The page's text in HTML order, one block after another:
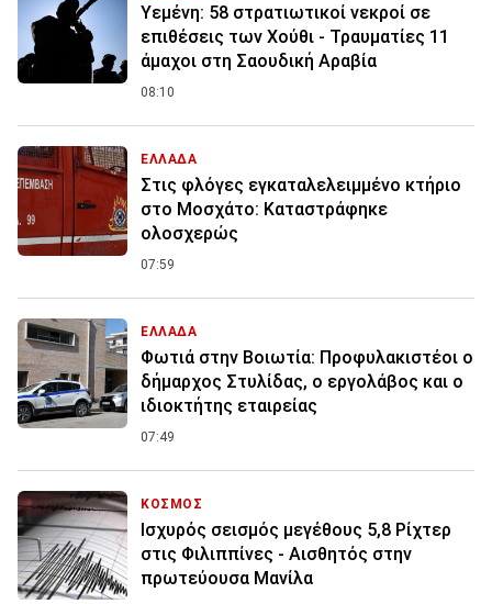
Υεμένη: 58 στρατιωτικοί νεκροί σε
επιθέσεις των Χούθι - Τραυματίες 11
άμαχοι στη Σαουδική Αραβία
08:10
ΕΛΛΑΔΑ
Στις φλόγες εγκαταλελειμμένο κτήριο
στο Μοσχάτο: Καταστράφηκε
ολοσχερώς
07:59
ΕΛΛΑΔΑ
Φωτιά στην Βοιωτία: Προφυλακιστέοι ο
δήμαρχος Στυλίδας, ο εργολάβος και ο
ιδιοκτήτης εταιρείας
07:49
ΚΟΣΜΟΣ
Ισχυρός σεισμός μεγέθους 5,8 Ρίχτερ
στις Φιλιππίνες - Αισθητός στην
πρωτεύουσα Μανίλα